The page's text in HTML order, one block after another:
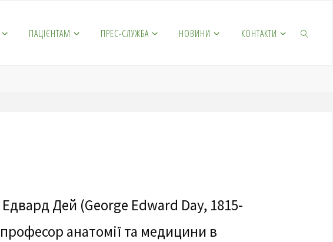
ПАЦІЄНТАМ ПРЕС-СЛУЖБА НОВИНИ КОНТАКТИ
Дей (George Edward Day, 1815-
анатомії та медицини в